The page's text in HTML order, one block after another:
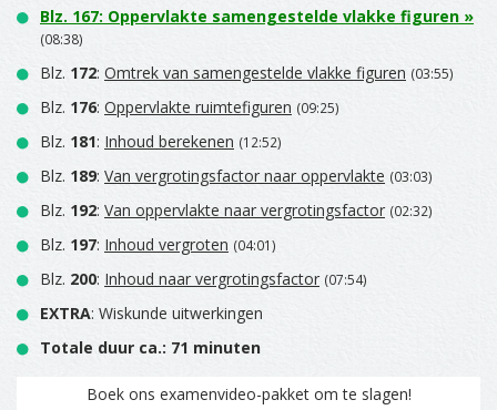
Blz. 167: Oppervlakte samengestelde vlakke figuren »
(08:38)
Blz. 172: Omtrek van samengestelde vlakke figuren (03:55)
Blz. 176: Oppervlakte ruimtefiguren (09:25)
Blz. 181: Inhoud berekenen (12:52)
Blz. 189: Van vergrotingsfactor naar oppervlakte (03:03)
Blz. 192: Van oppervlakte naar vergrotingsfactor (02:32)
Blz. 197: Inhoud vergroten (04:01)
Blz. 200: Inhoud naar vergrotingsfactor (07:54)
EXTRA: Wiskunde uitwerkingen
Totale duur ca.: 71 minuten
Boek ons examenvideo-pakket om te slagen!